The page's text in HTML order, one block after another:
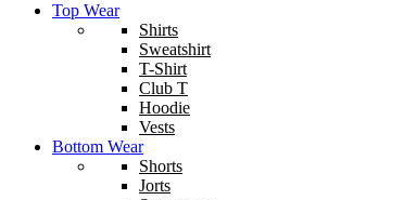
Top Wear
Shirts
Sweatshirt
T-Shirt
Club T
Hoodie
Vests
Bottom Wear
Shorts
Jorts